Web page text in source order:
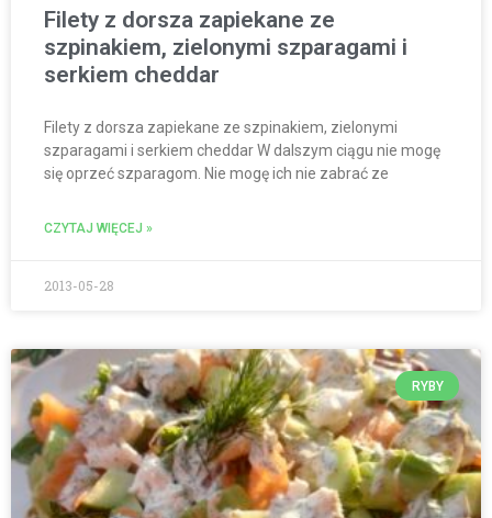
Filety z dorsza zapiekane ze
szpinakiem, zielonymi szparagami i
serkiem cheddar
Filety z dorsza zapiekane ze szpinakiem, zielonymi
szparagami i serkiem cheddar W dalszym ciągu nie mogę
się oprzeć szparagom. Nie mogę ich nie zabrać ze
CZYTAJ WIĘCEJ »
2013-05-28
RYBY